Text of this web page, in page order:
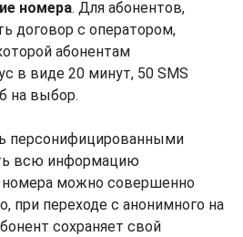
номера. Для абонентов,
договор с оператором,
абонентам
в виде 20 минут, 50 SMS
на выбор.
персонифицированными
всю информацию
номера можно совершенно
при переходе с анонимного на
сохраняет свой